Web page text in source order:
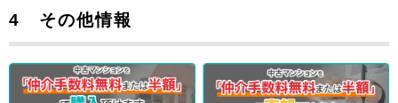
4 その他情報